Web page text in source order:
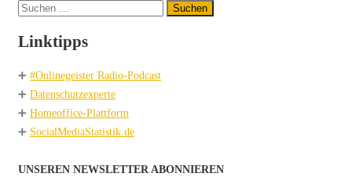
Suchen
Linktipps
➕ #Onlinegeister Radio-Podcast
➕ Datenschutzexperte
➕ Homeoffice-Plattform
➕ SocialMediaStatistik.de
UNSEREN NEWSLETTER ABONNIEREN